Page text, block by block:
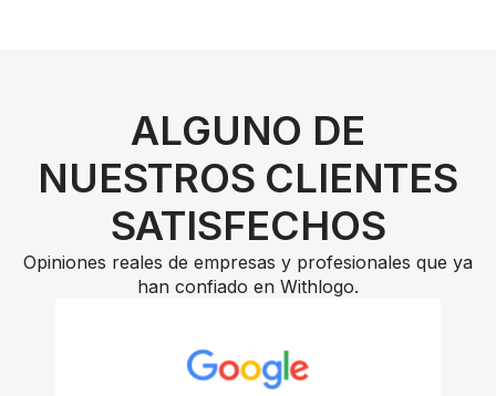
ALGUNO DE
NUESTROS CLIENTES
SATISFECHOS
Opiniones reales de empresas y profesionales que ya
han confiado en Withlogo.